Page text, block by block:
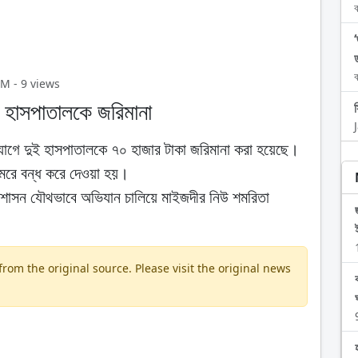
- 9 views
জরিমানা
দুই হাসপাতালকে ৭০ হাজার টাকা জরিমানা করা হয়েছে।
বন্ধ করে দেওয়া হয়।
যৌথভাবে অভিযান চালিয়ে মাইজদীর নিউ শমরিতা
the original source. Please visit the original news